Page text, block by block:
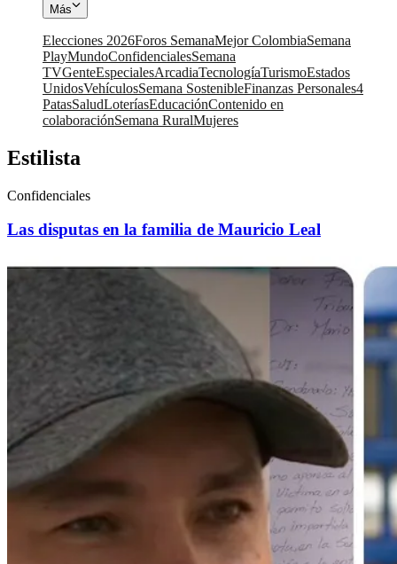
Más
Elecciones 2026Foros SemanaMejor ColombiaSemana
PlayMundoConfidencialesSemana
TVGenteEspecialesArcadiaTecnologíaTurismoEstados
UnidosVehículosSemana SostenibleFinanzas Personales4
PatasSaludLoteríasEducaciónContenido en
colaboraciónSemana RuralMujeres
Estilista
Confidenciales
Las disputas en la familia de Mauricio Leal